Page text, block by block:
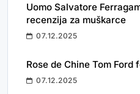
Uomo Salvatore
recenzija za muškarce
07.12.2025
Rose de Chine Tom Ford
07.12.2025